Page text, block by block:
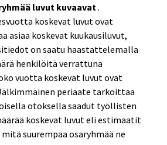
luvut kuvaavat.
koskevat luvut ovat
asiaa koskevat kuukausiluvut,
on saatu haastattelemalla
henkilöitä verrattuna
vuotta koskevat luvut ovat
periaate tarkoittaa
otoksella saadut työllisten
koskevat luvut eli estimaatit
suurempaa osaryhmää ne